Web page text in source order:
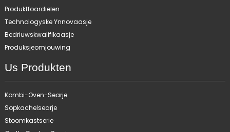
Produktfoardielen
Technologyske Ynnovaasje
Bedriuwskwalifikaasje
Produksjeomjouwing
Us Produkten
Kombi-Oven-Searje
Sopkachelsearje
Stoomkastserie